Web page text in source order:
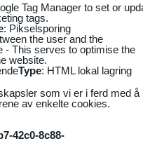
Tag Manager to set or
tags.
: Pikselsporing
the user and the
- This serves to optimise the
website.
Type: HTML lokal lagring
som vi er i ferd med å
av enkelte cookies.
42c0-8c88-